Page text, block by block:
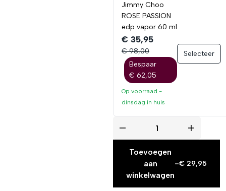
Jimmy Choo
ROSE PASSION
edp vapor 60 ml
€ 35,95
€ 98,00
Bespaar
€ 62,05
Op voorraad -
dinsdag in huis
Selecteer
Toevoegen
aan
winkelwagen
-€ 29,95